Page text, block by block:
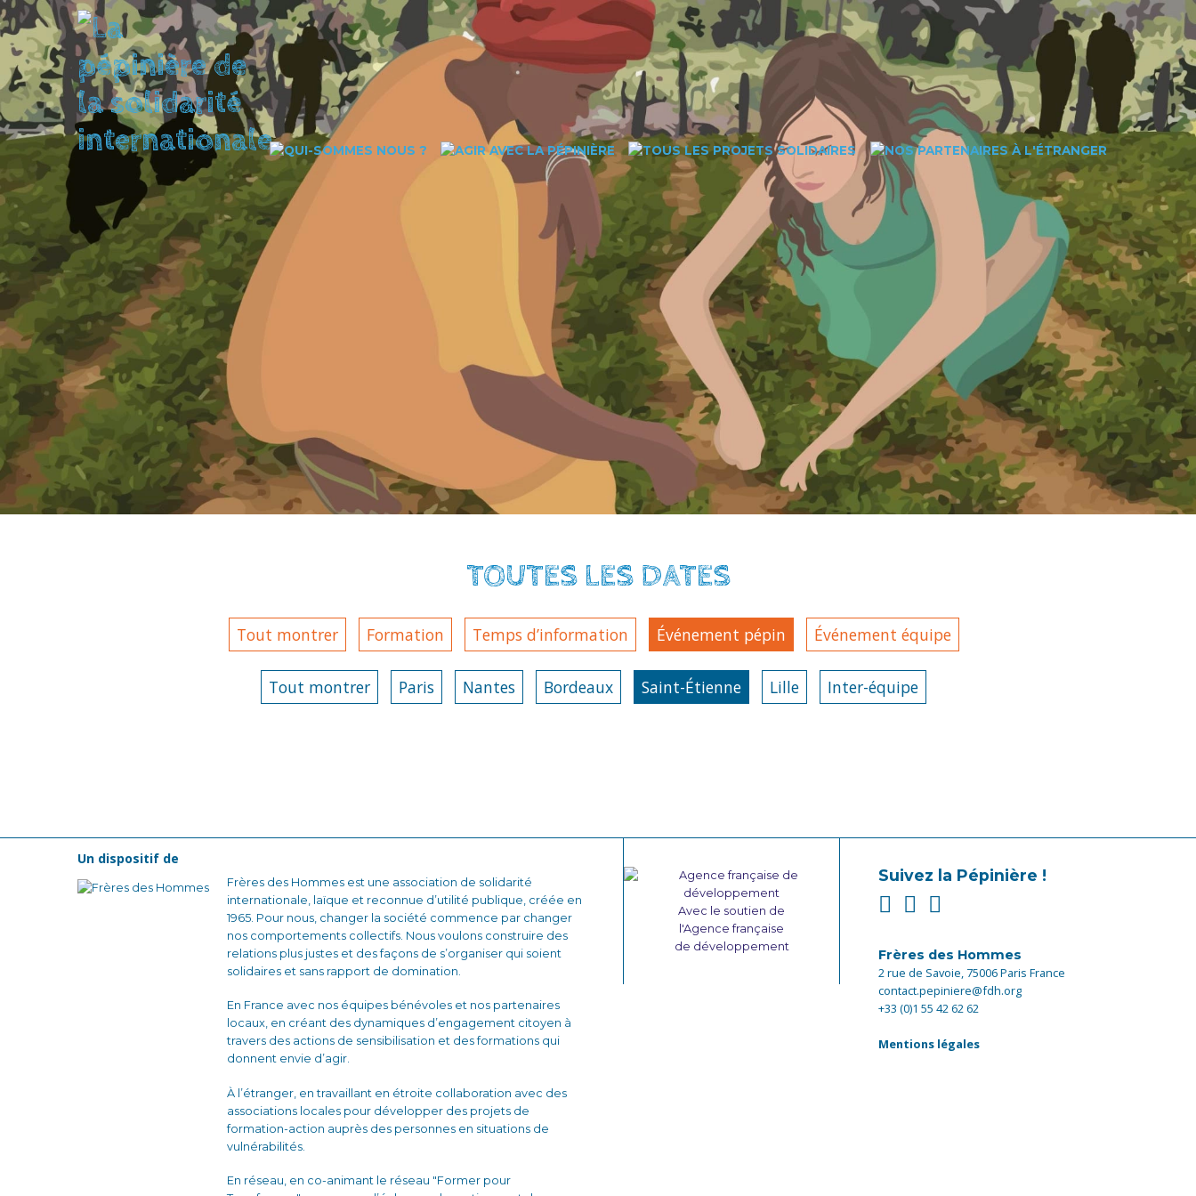
TOUTES LES DATES
Tout montrer Formation Temps d’information Événement pépin Événement équipe
Tout montrer Paris Nantes Bordeaux Saint-Étienne Lille Inter-équipe
Un dispositif de
Frères des Hommes est une association de solidarité
internationale, laïque et reconnue d’utilité publique, créée en
1965. Pour nous, changer la société commence par changer
nos comportements collectifs. Nous voulons construire des
relations plus justes et des façons de s’organiser qui soient
solidaires et sans rapport de domination.
En France avec nos équipes bénévoles et nos partenaires
locaux, en créant des dynamiques d’engagement citoyen à
travers des actions de sensibilisation et des formations qui
donnent envie d’agir.
À l’étranger, en travaillant en étroite collaboration avec des
associations locales pour développer des projets de
formation-action auprès des personnes en situations de
vulnérabilités.
En réseau, en co-animant le réseau "Former pour
Avec le soutien de
l'Agence française
de développement
Suivez la Pépinière !
Frères des Hommes
2 rue de Savoie, 75006 Paris France
contact.pepiniere@fdh.org
+33 (0)1 55 42 62 62
Mentions légales